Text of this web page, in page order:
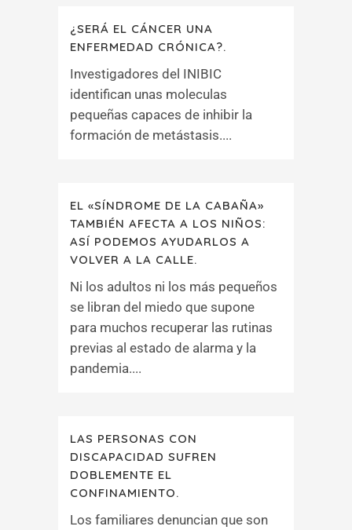
¿SERÁ EL CÁNCER UNA
ENFERMEDAD CRÓNICA?.
Investigadores del INIBIC
identifican unas moleculas
pequeñas capaces de inhibir la
formación de metástasis....
EL «SÍNDROME DE LA CABAÑA»
TAMBIÉN AFECTA A LOS NIÑOS:
ASÍ PODEMOS AYUDARLOS A
VOLVER A LA CALLE.
Ni los adultos ni los más pequeños
se libran del miedo que supone
para muchos recuperar las rutinas
previas al estado de alarma y la
pandemia....
LAS PERSONAS CON
DISCAPACIDAD SUFREN
DOBLEMENTE EL
CONFINAMIENTO.
Los familiares denuncian que son